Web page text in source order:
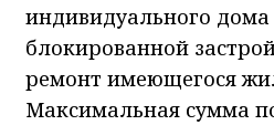
индивидуального
блокированной
ремонт имеющегося
Максимальная сумма